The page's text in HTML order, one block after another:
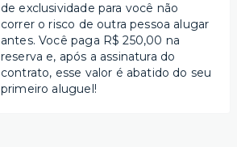
de exclusividade para você não
correr o risco de outra pessoa alugar
antes. Você paga R$ 250,00 na
reserva e, após a assinatura do
contrato, esse valor é abatido do seu
primeiro aluguel!